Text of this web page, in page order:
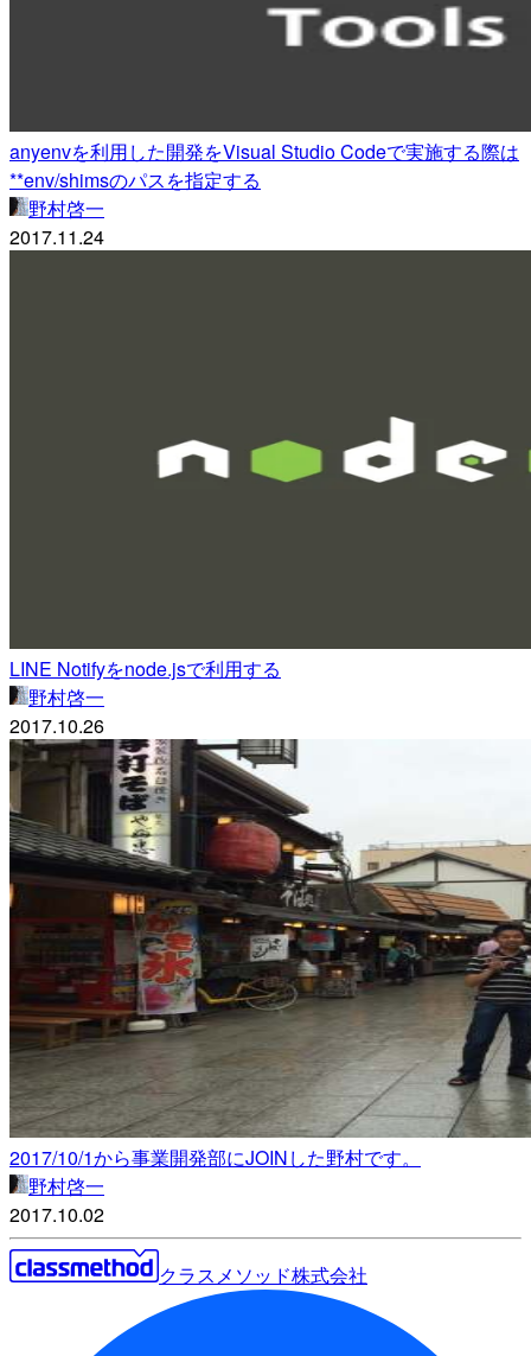
anyenvを利用した開発をVisual Studio Codeで実施する際は
**env/shimsのパスを指定する
野村啓一
2017.11.24
LINE Notifyをnode.jsで利用する
野村啓一
2017.10.26
2017/10/1から事業開発部にJOINした野村です。
野村啓一
2017.10.02
クラスメソッド株式会社